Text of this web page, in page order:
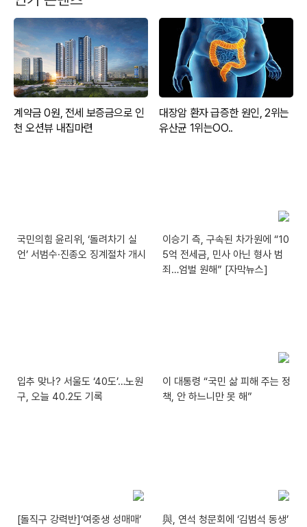
국민의힘 윤리위, ‘돌려차기 실
언’ 서범수·진종오 징계절차 개시
이승기 측, 구속된 차가원에 “10
5억 전세금, 민사 아닌 형사 범
죄…엄벌 원해” [자막뉴스]
입추 맞나? 서울도 ‘40도’…노원
구, 오늘 40.2도 기록
이 대통령 “국민 삶 피해 주는 정
책, 안 하느니만 못 해”
[돌직구 강력반]‘여중생 성매매’
與, 연석 청문회에 ‘김범석 동생’